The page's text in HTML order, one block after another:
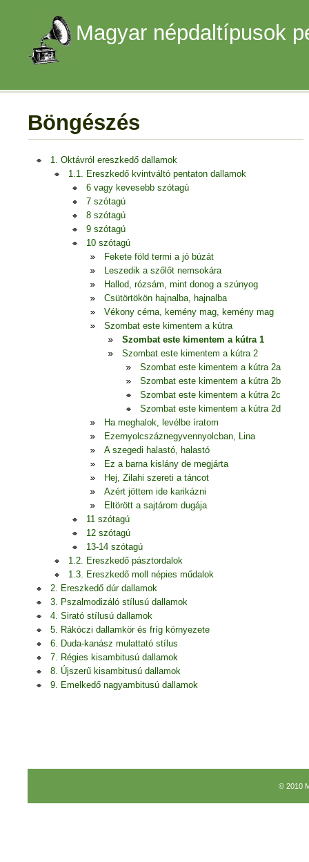
Magyar népdaltípusok
Böngészés
1. Oktávról ereszkedő dallamok
1.1. Ereszkedő kvintváltó pentaton dallamok
6 vagy kevesebb szótagú
7 szótagú
8 szótagú
9 szótagú
10 szótagú
Fekete föld termi a jó búzát
Leszedik a szőlőt nemsokára
Hallod, rózsám, mint donog a szúnyog
Csütörtökön hajnalba, hajnalba
Vékony cérna, kemény mag, kemény mag
Szombat este kimentem a kútra
Szombat este kimentem a kútra 1
Szombat este kimentem a kútra 2
Szombat este kimentem a kútra 2a
Szombat este kimentem a kútra 2b
Szombat este kimentem a kútra 2c
Szombat este kimentem a kútra 2d
Ha meghalok, levélbe íratom
Ezernyolcszáznegyvennyolcban, Lina
A szegedi halastó, halastó
Ez a barna kislány de megjárta
Hej, Zilahi szereti a táncot
Azért jöttem ide karikázni
Eltörött a sajtárom dugája
11 szótagú
12 szótagú
13-14 szótagú
1.2. Ereszkedő pásztordalok
1.3. Ereszkedő moll népies műdalok
2. Ereszkedő dúr dallamok
3. Pszalmodizáló stílusú dallamok
4. Sirató stílusú dallamok
5. Rákóczi dallamkör és fríg környezete
6. Duda-kanász mulattató stílus
7. Régies kisambitusú dallamok
8. Újszerű kisambitusú dallamok
9. Emelkedő nagyambitusú dallamok
© 2010